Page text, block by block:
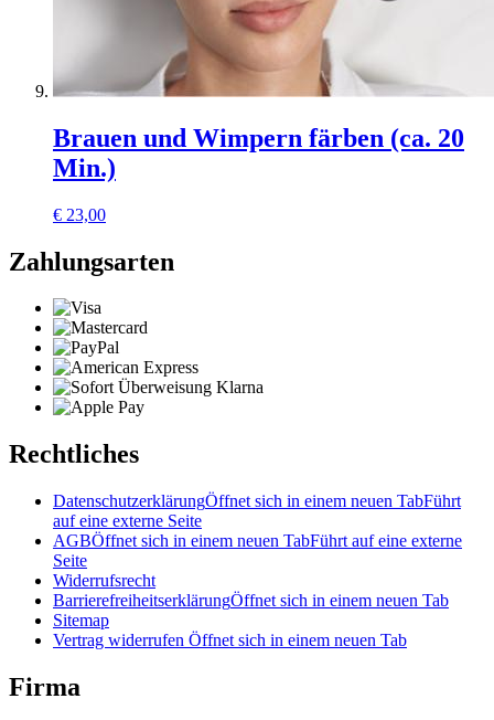
Brauen und Wimpern färben (ca. 20
Min.)
€ 23,00
Zahlungsarten
Rechtliches
DatenschutzerklärungÖffnet sich in einem neuen TabFührt
auf eine externe Seite
AGBÖffnet sich in einem neuen TabFührt auf eine externe
Seite
Widerrufsrecht
BarrierefreiheitserklärungÖffnet sich in einem neuen Tab
Sitemap
Vertrag widerrufen Öffnet sich in einem neuen Tab
Firma